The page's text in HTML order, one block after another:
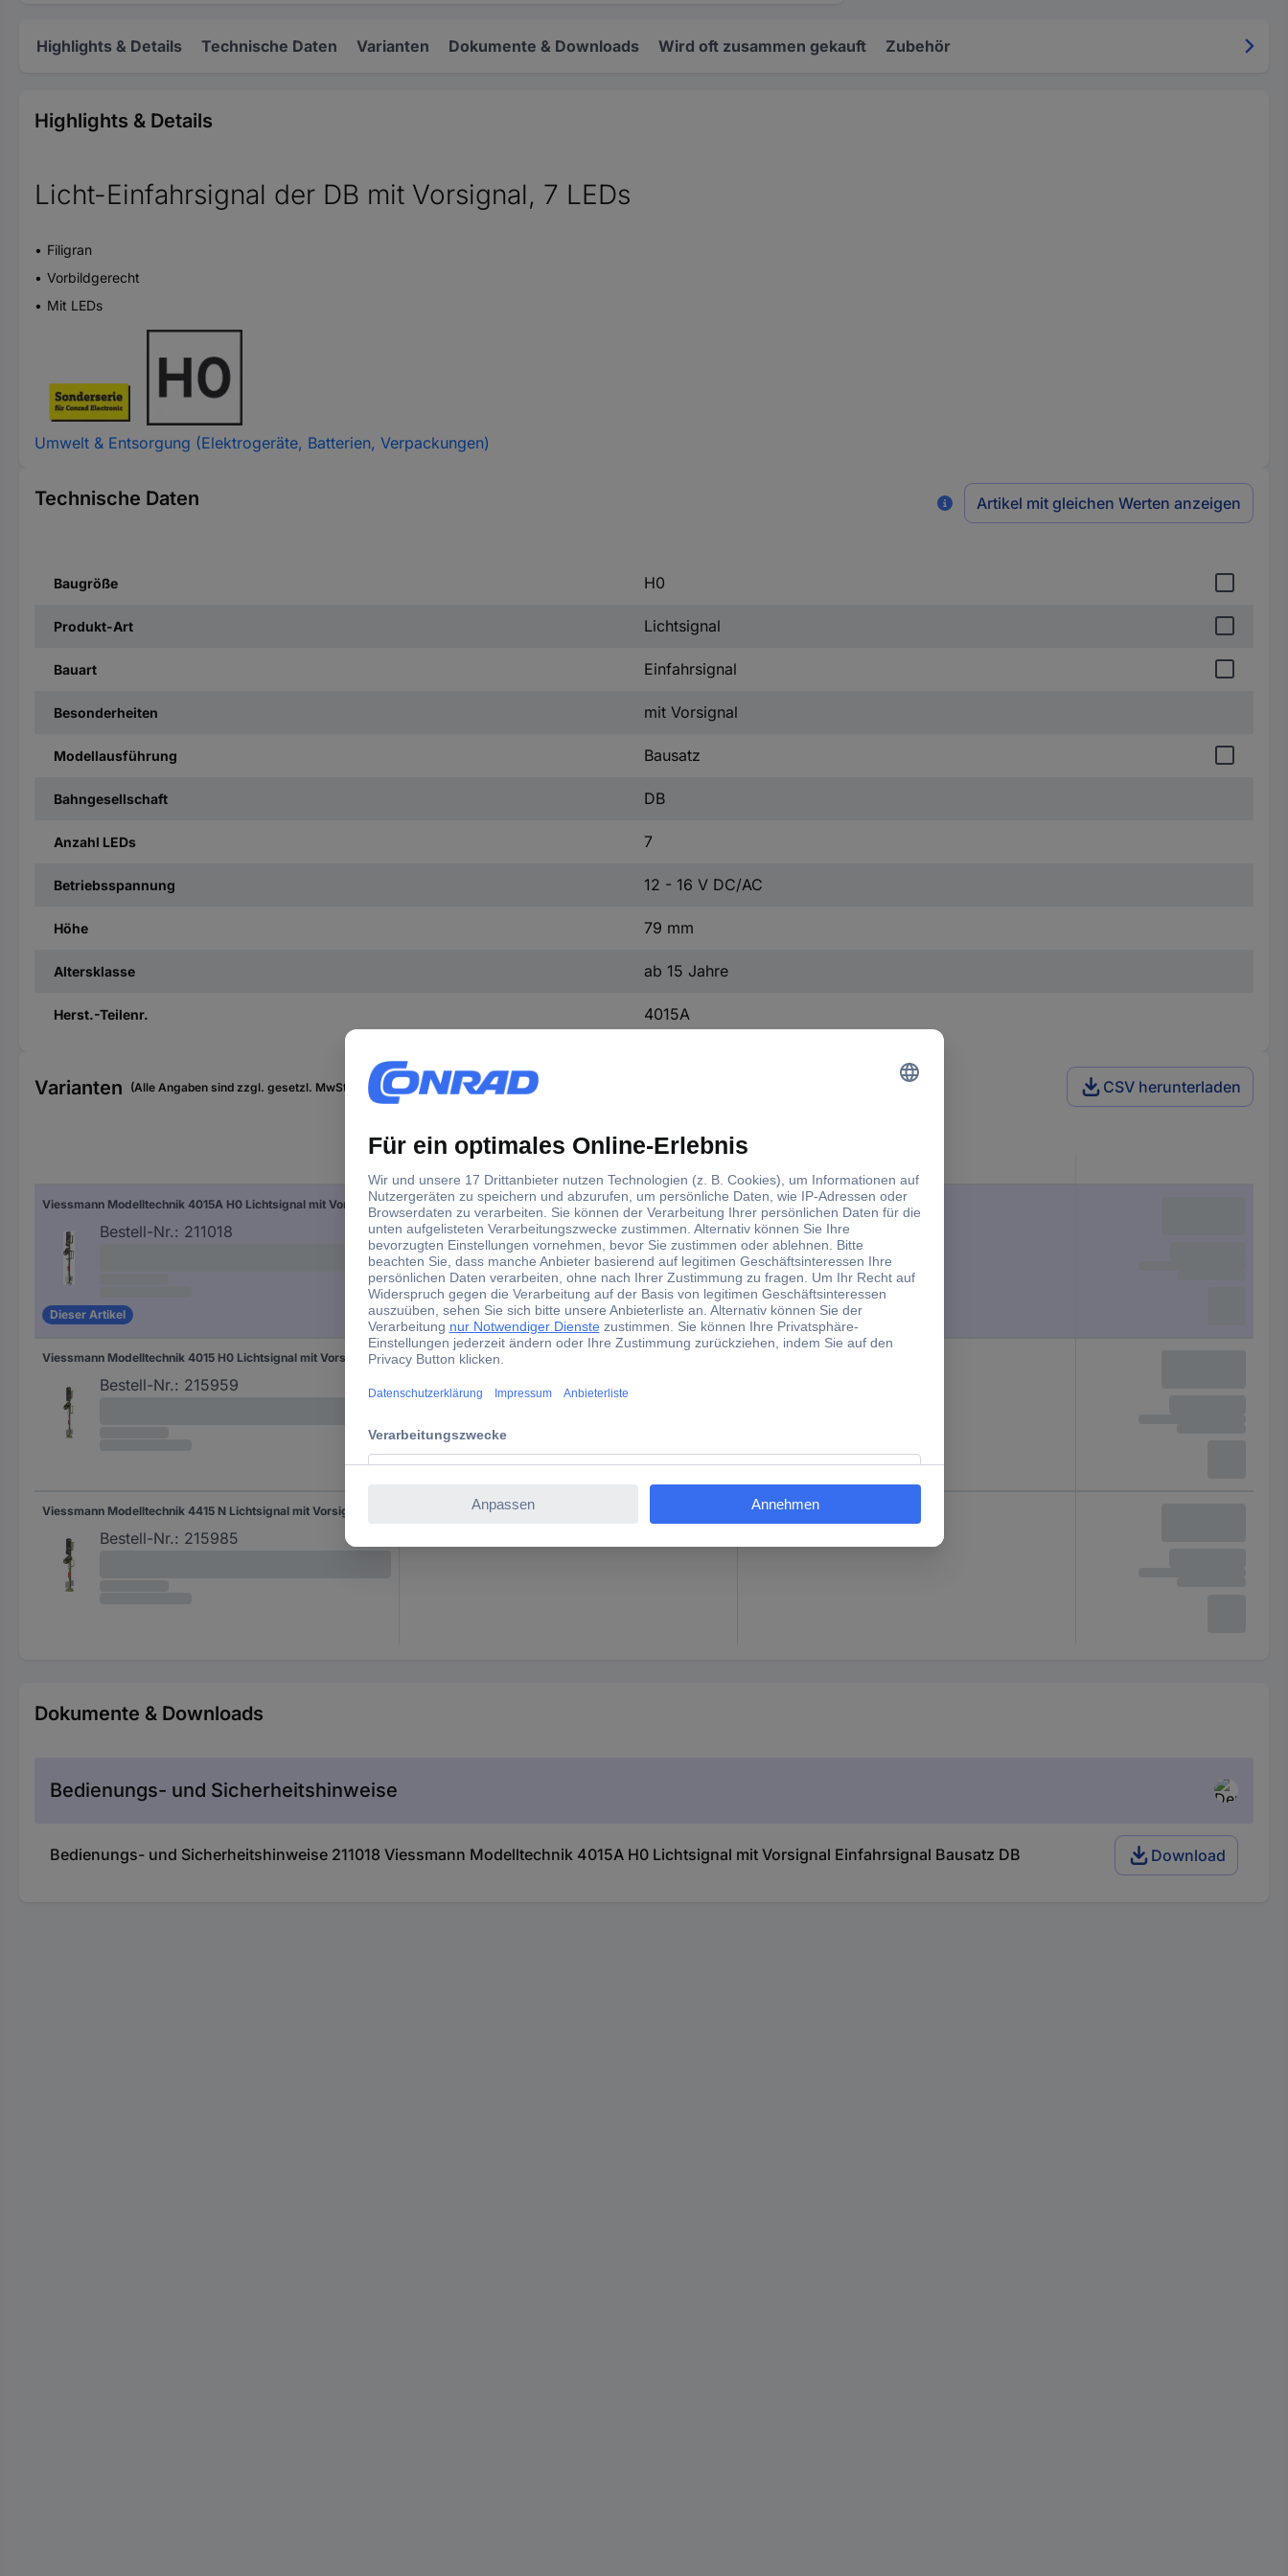
Highlights & Details Technische Daten Varianten Dokumente & Downloads Wird oft zusammen gekauft Zubehör
Highlights & Details
Licht-Einfahrsignal der DB mit Vorsignal, 7 LEDs
Filigran
Vorbildgerecht
Mit LEDs
Umwelt & Entsorgung (Elektrogeräte, Batterien, Verpackungen)
Technische Daten Artikel mit gleichen Werten anzeigen
Baugröße H0
Produkt-Art Lichtsignal
Bauart Einfahrsignal
Besonderheiten mit Vorsignal
Modellausführung Bausatz
Bahngesellschaft DB
Anzahl LEDs 7
Betriebsspannung 12 - 16 V DC/AC
Höhe 79 mm
Altersklasse ab 15 Jahre
Herst.-Teilenr. 4015A
Varianten (Alle Angaben sind zzgl. gesetzl. MwSt., zzgl. Versand) CSV herunterladen
Viessmann Modelltechnik 4015A H0 Lichtsignal mit Vorsignal Einfahrsignal Bausatz DB
Bestell-Nr.: 211018
Dieser Artikel
Bausatz H0
Viessmann Modelltechnik 4015 H0 Lichtsignal mit Vorsignal Einfahrsignal Fertigmodell DB
Bestell-Nr.: 215959
Fertigmodell
Bestell-Nr.: 215985
Fertigmodell N
Dokumente & Downloads
Bedienungs- und Sicherheitshinweise
Bedienungs- und Sicherheitshinweise 211018 Viessmann Modelltechnik 4015A H0 Lichtsignal mit Vorsignal Einfahrsignal Bausatz DB Download